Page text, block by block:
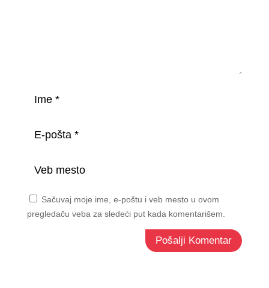
Sačuvaj moje ime, e-poštu i veb mesto u ovom
pregledaču veba za sledeći put kada komentarišem.
Pošalji Komentar